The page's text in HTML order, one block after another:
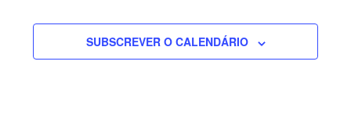
SUBSCREVER O CALENDÁRIO